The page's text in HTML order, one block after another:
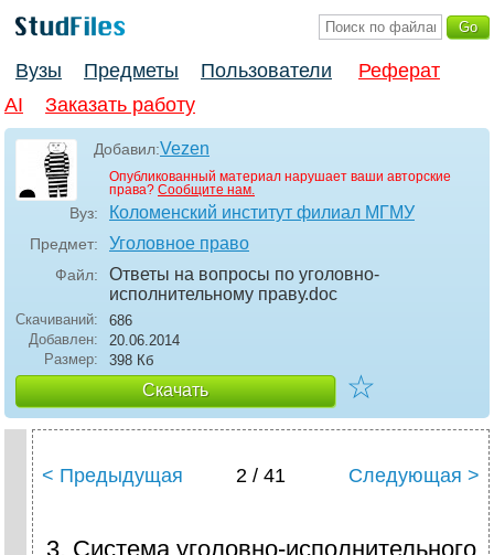
Вузы Предметы Пользователи
Реферат
AI
Заказать работу
Добавил:Vezen
Опубликованный материал нарушает ваши авторские
права? Сообщите нам.
Вуз: Коломенский институт филиал МГМУ
Предмет: Уголовное право
Файл:
Ответы на вопросы по уголовно-
исполнительному праву.doc
Скачиваний:
686
Добавлен:
20.06.2014
Размер:
398 Кб
Скачать ☆
< Предыдущая 2 / 41 Следующая >
3. Система уголовно-исполнительного